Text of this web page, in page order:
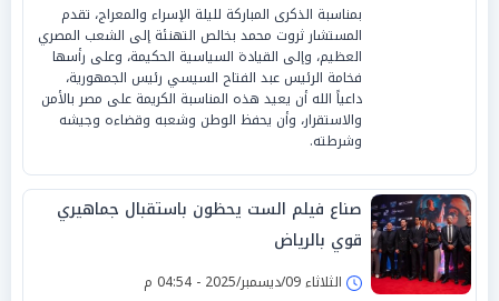
بمناسبة الذكرى المباركة لليلة الإسراء والمعراج، تقدم
المستشار ثروت محمد بخالص التهنئة إلى الشعب المصري
العظيم، وإلى القيادة السياسية الحكيمة، وعلى رأسها
فخامة الرئيس عبد الفتاح السيسي رئيس الجمهورية،
داعياً الله أن يعيد هذه المناسبة الكريمة على مصر بالأمن
والاستقرار، وأن يحفظ الوطن وشعبه وقضاءه وجيشه
وشرطته.
صناع فيلم الست يحظون باستقبال جماهيري
قوي بالرياض
الثلاثاء 09/ديسمبر/2025 - 04:54 م